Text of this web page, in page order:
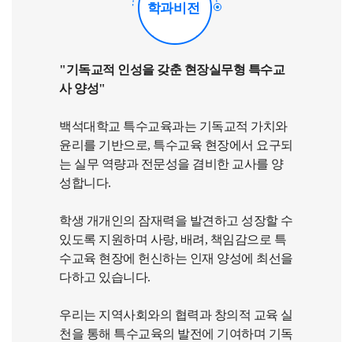
학과비전
"기독교적 인성을 갖춘 현장실무형 특수교
사 양성"
백석대학교 특수교육과는 기독교적 가치와
윤리를 기반으로, 특수교육 현장에서 요구되
는 실무 역량과 전문성을 겸비한 교사를 양
성합니다.
학생 개개인의 잠재력을 발견하고 성장할 수
있도록 지원하며 사랑, 배려, 책임감으로 특
수교육 현장에 헌신하는 인재 양성에 최선을
다하고 있습니다.
우리는 지역사회와의 협력과 창의적 교육 실
천을 통해 특수교육의 발전에 기여하며 기독